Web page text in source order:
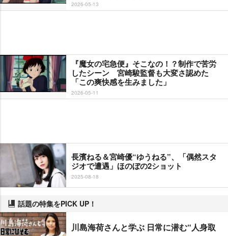
2026-05-13
『魔女の宅急便』そこなの！？制作で苦労
したシーン 宮崎駿監督も大変さ認めた
「この爽快感を生みました」
2026-05-11
長濱ねる＆宮崎優“ゆうねる”、「偶然スタ
ジオで遭遇」ほのぼの2ショット
2025-08-18
話題の特集をPICK UP！
川島海荷さんと学ぶ 日常に潜む“人身取